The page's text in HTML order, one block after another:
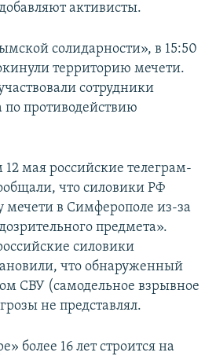
активисты.
солидарности», в 15:50
территорию мечети.
сотрудники
по противодействию
мая российские телеграм-
что силовики РФ
мечети в Симферополе из-за
предмета».
силовики
что обнаруженный
СВУ (самодельное взрывное
не представлял.
более 16 лет строится на